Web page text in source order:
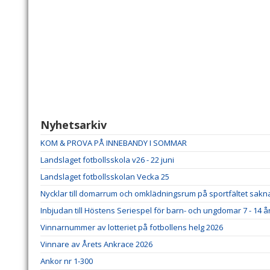
Nyhetsarkiv
KOM & PROVA PÅ INNEBANDY I SOMMAR
Landslaget fotbollsskola v26 - 22 juni
Landslaget fotbollsskolan Vecka 25
Nycklar till domarrum och omklädningsrum på sportfältet
Inbjudan till Höstens Seriespel för barn- och ungdomar 7 - 14
Vinnarnummer av lotteriet på fotbollens helg 2026
Vinnare av Årets Ankrace 2026
Ankor nr 1-300